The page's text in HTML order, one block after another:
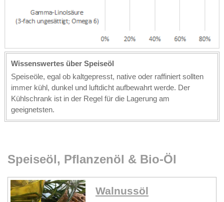
Wissenswertes über Speiseöl
Speiseöle, egal ob kaltgepresst, native oder raffiniert sollten
immer kühl, dunkel und luftdicht aufbewahrt werde. Der
Kühlschrank ist in der Regel für die Lagerung am
geeignetsten.
Speiseöl, Pflanzenöl & Bio-Öl
Walnussöl